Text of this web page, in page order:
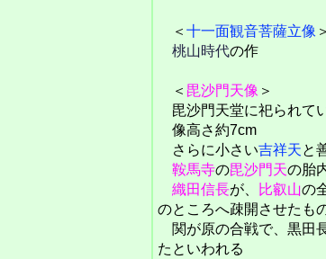
＜ 十一面観音菩薩立像 ＞
桃山時代の作
＜ 毘沙門天像 ＞
毘沙門天堂に祀られて
像高さ約7cm
さらに小さい吉祥天と
鞍馬寺の毘沙門天の胎
織田信長が、 比叡山の
のところへ疎開させたも
関が原の合戦で、黒田
たといわれる